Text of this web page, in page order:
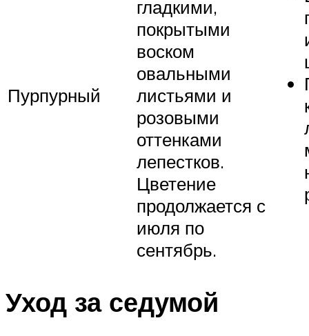
Пурпурный
гладкими,
покрытыми
воском
овальными
листьями и
розовыми
оттенками
лепестков.
Цветение
продолжается с
июля по
сентябрь.
Уход за седумой